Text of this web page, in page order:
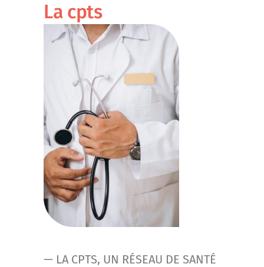
La cpts
— LA CPTS, UN RÉSEAU DE SANTÉ